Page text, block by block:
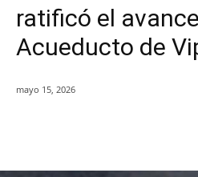
ratificó el
Acueducto de
mayo 15, 2026